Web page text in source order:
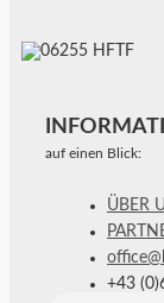
auf einen Blick:
ÜBER
+43